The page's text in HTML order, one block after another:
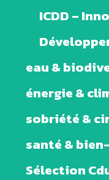
ICDD –
eau &
énergie &
sobriété &
santé &
Sélection